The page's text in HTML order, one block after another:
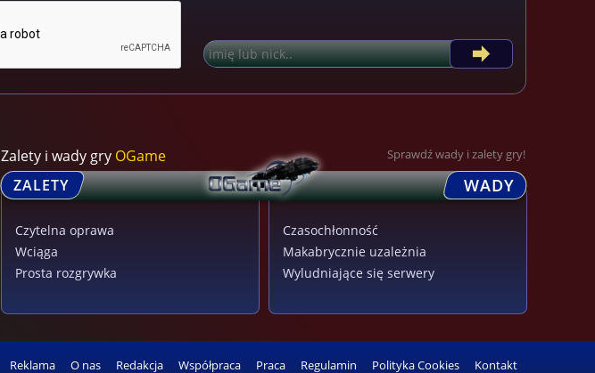
Zalety i wady gry OGame Sprawdź wady i zalety gry!
ZALETY WADY
Czytelna oprawa
Wciąga
Prosta rozgrywka
Czasochłonność
Makabrycznie uzależnia
Wyludniające się serwery
Reklama O nas Redakcja Współpraca Praca Regulamin Polityka Cookies Kontakt